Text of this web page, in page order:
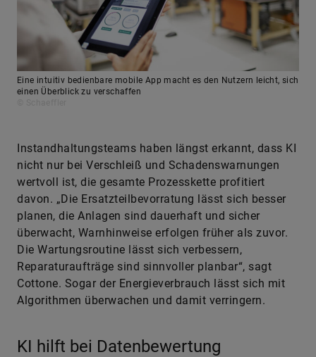
Eine intuitiv bedienbare mobile App macht es den Nutzern leicht, sich
einen Überblick zu verschaffen
Instandhaltungsteams haben längst erkannt, dass KI
nicht nur bei Verschleiß und Schadenswarnungen
wertvoll ist, die gesamte Prozesskette profitiert
davon. „Die Ersatzteilbevorratung lässt sich besser
planen, die Anlagen sind dauerhaft und sicher
überwacht, Warnhinweise erfolgen früher als zuvor.
Die Wartungsroutine lässt sich verbessern,
Reparaturaufträge sind sinnvoller planbar“, sagt
Cottone. Sogar der Energieverbrauch lässt sich mit
Algorithmen überwachen und damit verringern.
KI hilft bei Datenbewertung